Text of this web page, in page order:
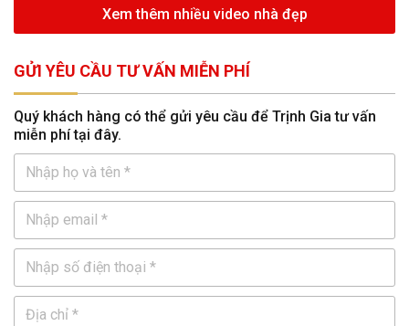
Xem thêm nhiều video nhà đẹp
GỬI YÊU CẦU TƯ VẤN MIỄN PHÍ
Quý khách hàng có thể gửi yêu cầu để Trịnh Gia tư vấn
miễn phí tại đây.